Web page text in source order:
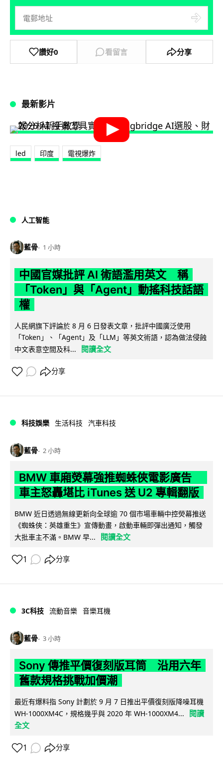
讚好0 看留言 分享
最新影片
led 印度 電視爆炸
人工智能
藍骨 1 小時
中國官媒批評 AI 術語濫用英文 稱
「Token」與「Agent」動搖科技話語
權
人民網旗下評論於 8 月 6 日發表文章，批評中國廣泛使用
「Token」、「Agent」及「LLM」等英文術語，認為做法侵蝕
中文表意空間及科...
閱讀全文
分享
科技娛樂 生活科技 汽車科技
藍骨 2 小時
BMW 車廂熒幕強推蜘蛛俠電影廣告
車主怒轟堪比 iTunes 送 U2 專輯翻版
BMW 近日透過無線更新向全球逾 70 個市場車輛中控熒幕推送
《蜘蛛俠：英雄重生》宣傳動畫，啟動車輛即彈出通知，觸發
大批車主不滿。BMW 早...
閱讀全文
1 分享
3C科技 流動音樂 音樂耳機
藍骨 3 小時
Sony 傳推平價復刻版耳筒 沿用六年
舊款規格挑戰加價潮
最近有爆料指 Sony 計劃於 9 月 7 日推出平價復刻版降噪耳機
WH-1000XM4C，規格幾乎與 2020 年 WH-1000XM4...
閱讀
全文
1 分享